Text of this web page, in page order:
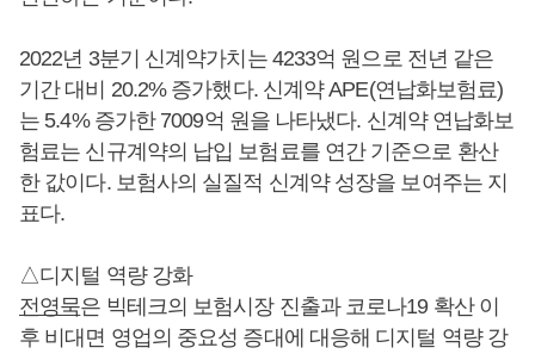
2022년 3분기 신계약가치는 4233억 원으로 전년 같은
기간 대비 20.2% 증가했다. 신계약 APE(연납화보험료)
는 5.4% 증가한 7009억 원을 나타냈다. 신계약 연납화보
험료는 신규계약의 납입 보험료를 연간 기준으로 환산
한 값이다. 보험사의 실질적 신계약 성장을 보여주는 지
표다.
△디지털 역량 강화
전영묵은 빅테크의 보험시장 진출과 코로나19 확산 이
후 비대면 영업의 중요성 증대에 대응해 디지털 역량 강